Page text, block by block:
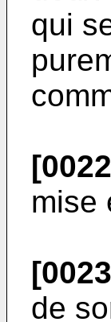
qui
mise
de